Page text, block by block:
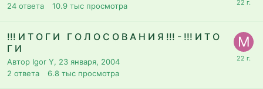
24 ответа 10.9 тыс просмотра
!!! И Т О Г И Г О Л О С О В А Н И Я !!! - !!! И Т О
Г И
Автор Igor Y, 23 января, 2004
2 ответа 6.8 тыс просмотра